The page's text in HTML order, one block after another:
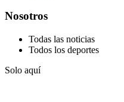
Nosotros
Todas las noticias
Todos los deportes
Solo aquí